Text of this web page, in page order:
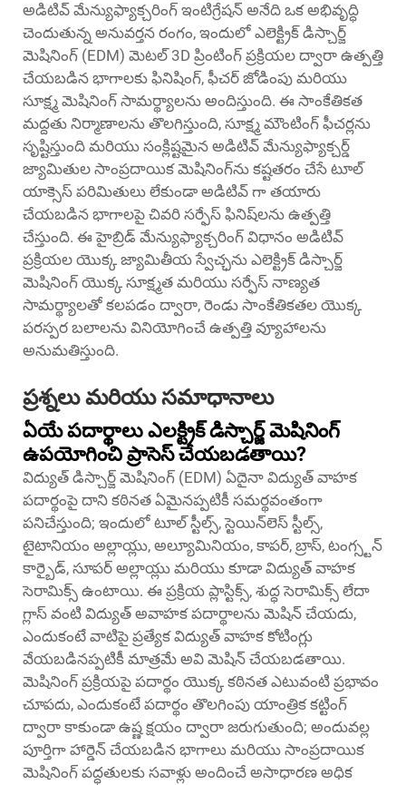
అడిటివ్ మేన్యుఫ్యాక్చరింగ్ ఇంటిగ్రేషన్ అనేది ఒక అభివృద్ధి
చెందుతున్న అనువర్తన రంగం, ఇందులో ఎలెక్ట్రిక్ డిస్చార్జ్
మెషినింగ్ (EDM) మెటల్ 3D ప్రింటింగ్ ప్రక్రియల ద్వారా ఉత్పత్తి
చేయబడిన భాగాలకు ఫినిషింగ్, ఫీచర్ జోడింపు మరియు
సూక్ష్మ మెషినింగ్ సామర్థ్యాలను అందిస్తుంది. ఈ సాంకేతికత
మద్దతు నిర్మాణాలను తొలగిస్తుంది, సూక్ష్మ మౌంటింగ్ ఫీచర్లను
సృష్టిస్తుంది మరియు సంక్లిష్టమైన అడిటివ్ మేన్యుఫ్యాక్చర్డ్
జ్యామితుల సాంప్రదాయిక మెషినింగ్‌ను కష్టతరం చేసే టూల్
యాక్సెస్ పరిమితులు లేకుండా అడిటివ్ గా తయారు
చేయబడిన భాగాలపై చివరి సర్ఫేస్ ఫినిష్‌లను ఉత్పత్తి
చేస్తుంది. ఈ హైబ్రిడ్ మేన్యుఫ్యాక్చరింగ్ విధానం అడిటివ్
ప్రక్రియల యొక్క జ్యామితీయ స్వేచ్ఛను ఎలెక్ట్రిక్ డిస్చార్జ్
మెషినింగ్ యొక్క సూక్ష్మత మరియు సర్ఫేస్ నాణ్యత
సామర్థ్యాలతో కలపడం ద్వారా, రెండు సాంకేతికతల యొక్క
పరస్పర బలాలను వినియోగించే ఉత్పత్తి వ్యూహాలను
అనుమతిస్తుంది.
ప్రశ్నలు మరియు సమాధానాలు
ఏయే పదార్థాలు ఎలక్ట్రిక్ డిస్చార్జ్ మెషినింగ్
ఉపయోగించి ప్రాసెస్ చేయబడతాయి?
విద్యుత్ డిస్చార్జ్ మెషినింగ్ (EDM) ఏదైనా విద్యుత్ వాహక
పదార్థంపై దాని కఠినత ఏమైనప్పటికీ సమర్థవంతంగా
పనిచేస్తుంది; ఇందులో టూల్ స్టీల్స్, స్టెయిన్‌లెస్ స్టీల్స్,
టైటానియం అల్లాయ్లు, అల్యూమినియం, కాపర్, బ్రాస్, టంగ్స్టన్
కార్బైడ్, సూపర్ అల్లాయ్లు మరియు కూడా విద్యుత్ వాహక
సెరామిక్స్ ఉంటాయి. ఈ ప్రక్రియ ప్లాస్టిక్స్, శుద్ధ సెరామిక్స్ లేదా
గ్లాస్ వంటి విద్యుత్ అవాహక పదార్థాలను మెషిన్ చేయదు,
ఎందుకంటే వాటిపై ప్రత్యేక విద్యుత్ వాహక కోటింగ్లు
వేయబడినప్పటికీ మాత్రమే అవి మెషిన్ చేయబడతాయి.
మెషినింగ్ ప్రక్రియపై పదార్థం యొక్క కఠినత ఎటువంటి ప్రభావం
చూపదు, ఎందుకంటే పదార్థం తొలగింపు యాంత్రిక కట్టింగ్
ద్వారా కాకుండా ఉష్ణ క్షయం ద్వారా జరుగుతుంది; అందువల్ల
పూర్తిగా హార్డెన్ చేయబడిన భాగాలు మరియు సాంప్రదాయిక
మెషినింగ్ పద్ధతులకు సవాళ్లు అందించే అసాధారణ అధిక